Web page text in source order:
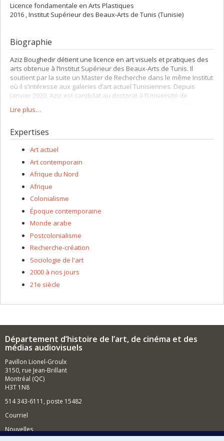
Licence fondamentale en Arts Plastiques
2016 , Institut Supérieur des Beaux-Arts de Tunis (Tunisie)
Biographie
Aziz Boughedir détient une licence en art visuels et pratiques des
arts obtenue à l’Institut Supérieur des Beaux-Arts de Tunis. Il
soutient par la suite un Master de Recherche dans le même Institut
où il s’intéresse aux galeries d’art actuel Tunisiennes. Depuis
Janvier 2020, Aziz est candidat au doctorat à l’Université de
valorisation et de légitimation de l’art ainsi que celle de la
leurs sont liées. Son projet de thèse se penche sur réseau de
légitimation local en Tunisie, de la période du protectorat jusqu’à
aujourd’hui, et les impératifs qu'imposent les réseaux
internationaux vis-à-vis de ces réseaux locaux.
Lire plus…
Expertises
Art actuel
Art contemporain
Afrique du Nord
Afrique
Colonialisme
Époque contemporaine
Monde arabe
Postcolonialisme
Recherche-création
Sociologie de l'art
2000 à nos jours
21e siècle
Département d’histoire de l’art, de cinéma et des
médias audiovisuels
Pavillon Lionel-Groulx
3150, rue Jean-Brillant
Montréal (QC)
H3T 1N8
514 343-6111, poste 15482
Courriel
Nouvelles